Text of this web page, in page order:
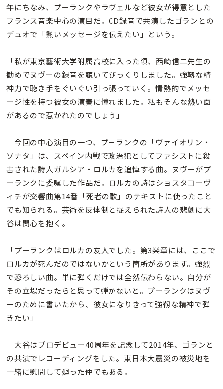
年にちなみ、プーランクやラヴェルなど彼女が得意とした
フランス音楽中心の演目だ。CD録音で共演したゴランとの
デュオで「熱いメッセージを伝えたい」という。
「私が東京藝術大学附属高校に入った頃、西崎信二先生の
勧めでヌヴーの録音を聴いてびっくりしました。強靱な精
神力で聴き手をぐいぐい引っ張っていく。情熱的でメッセ
ージ性を持つ彼女の演奏に憧れました。私もそんな熱い面
があるので惹かれたのでしょう」
今回の中心演目の一つ、プーランクの「ヴァイオリン・
ソナタ」は、スペイン内戦で政治犯としてファシストに殺
害された詩人ガルシア・ロルカを追悼する曲。ヌヴーがプ
ーランクに委嘱した作品だ。ロルカの詩はショスタコーヴ
ィチが交響曲第14番「死者の歌」のテキストに使ったこと
でも知られる。芸術を反体制と捉えられた詩人の悲劇に大
谷は関心を抱く。
「プーランクはロルカの友人でした。第3楽章には、ここで
ロルカが死んだのではないかという箇所があります。強烈
で恐ろしい曲。単に弾くだけでは全然伝わらない。自分が
その立場だったらと思って弾かないと。プーランクはヌヴ
ーのために書いたから、彼女になりきって強靱な精神で弾
きたい」
大谷はプロデビュー40周年を記念して2014年、ゴランと
の共演でレコーディングをした。東日本大震災の被災地を
一緒に慰問して廻った仲でもある。